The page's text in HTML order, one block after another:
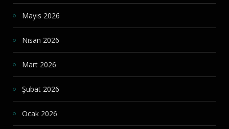
Mayıs 2026
Nisan 2026
Mart 2026
Şubat 2026
Ocak 2026